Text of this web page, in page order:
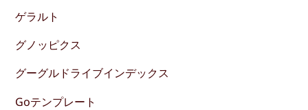
ゲラルト
グノッピクス
グーグルドライブインデックス
Goテンプレート